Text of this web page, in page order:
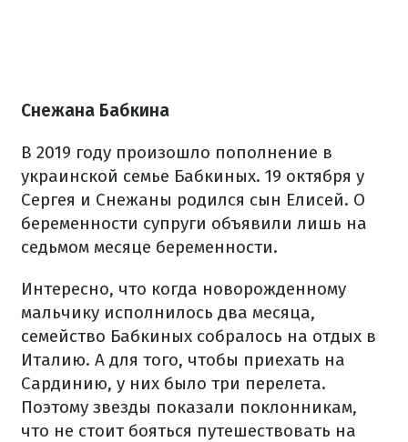
Снежана Бабкина
В 2019 году произошло пополнение в
украинской семье Бабкиных. 19 октября у
Сергея и Снежаны родился сын Елисей. О
беременности супруги объявили лишь на
седьмом месяце беременности.
Интересно, что когда новорожденному
мальчику исполнилось два месяца,
семейство Бабкиных собралось на отдых в
Италию. А для того, чтобы приехать на
Сардинию, у них было три перелета.
Поэтому звезды показали поклонникам,
что не стоит бояться путешествовать на